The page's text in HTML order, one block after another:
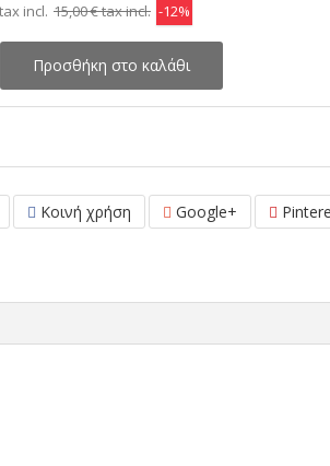
tax incl. 15,00 €tax incl. -12%
Προσθήκη στο καλάθι
Κοινή χρήση Google+